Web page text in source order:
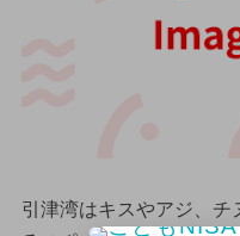
引津湾はキスやアジ、チ